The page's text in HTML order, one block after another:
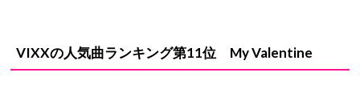
VIXXの人気曲ランキング第11位 My Valentine